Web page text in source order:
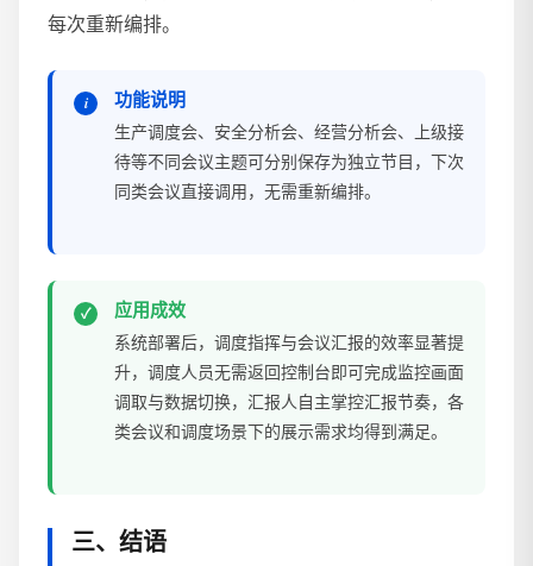
每次重新编排。
功能说明
生产调度会、安全分析会、经营分析会、上级接
待等不同会议主题可分别保存为独立节目，下次
同类会议直接调用，无需重新编排。
应用成效
系统部署后，调度指挥与会议汇报的效率显著提
升，调度人员无需返回控制台即可完成监控画面
调取与数据切换，汇报人自主掌控汇报节奏，各
类会议和调度场景下的展示需求均得到满足。
三、结语